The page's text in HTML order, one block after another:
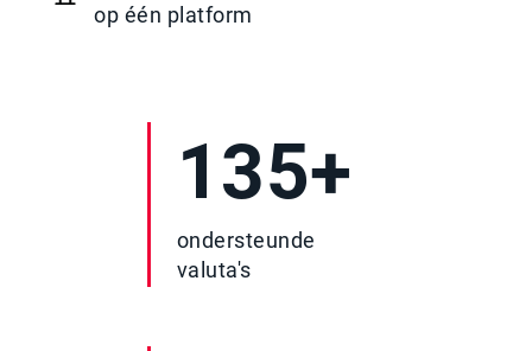
op één platform
135+
ondersteunde
valuta's